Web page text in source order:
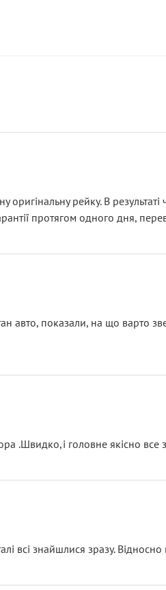
рейку. В
протягом одного дня,
показали, на що варто
.Швидко,і головне якісно
всі знайшлися зразу.